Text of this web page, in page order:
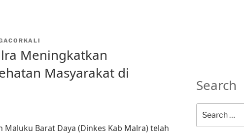
Meningkatkan
Masyarakat di
Maluku Barat Daya (Dinkes Kab Malra) telah
Search
for: